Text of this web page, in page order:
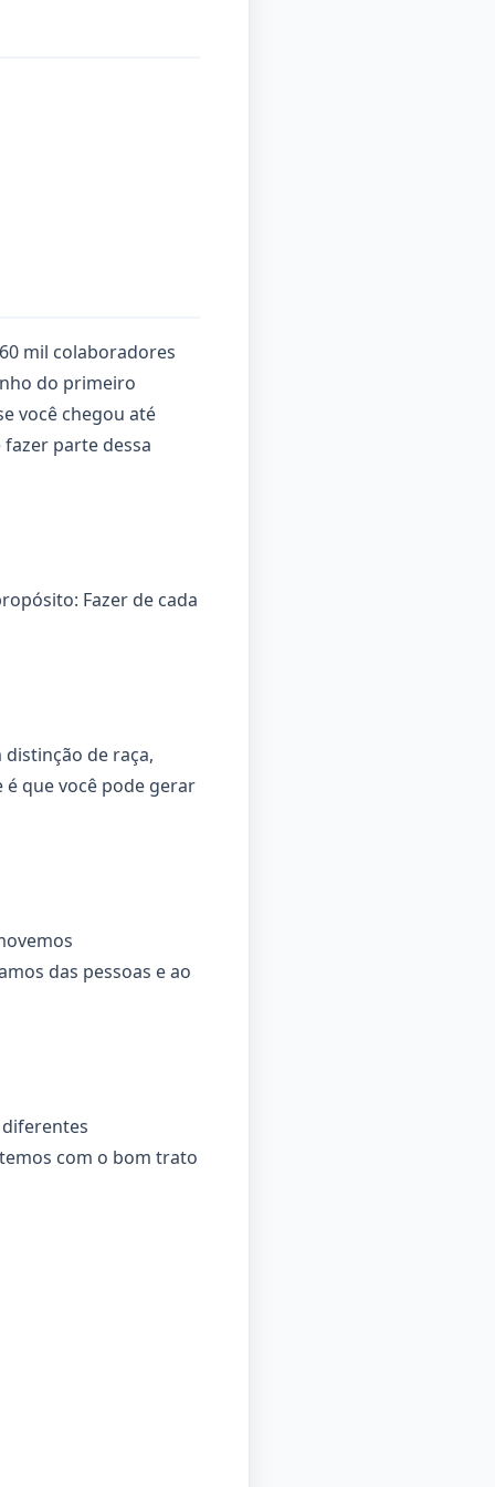
mil colaboradores
do primeiro
você chegou até
parte dessa
Fazer de cada
de raça,
que você pode gerar
das pessoas e ao
com o bom trato